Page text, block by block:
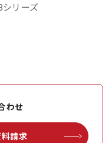
シリーズ
わせ
請求